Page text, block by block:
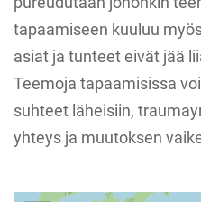
tapaamiseen kuuluu
asiat ja tunteet eivät jää
Teemoja tapaamisissa
suhteet läheisiin,
yhteys ja muutoksen